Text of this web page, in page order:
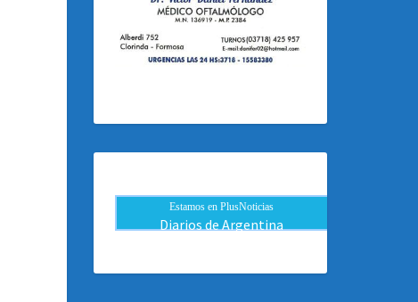
Estamos en PlusNoticias
Diarios de Argentina